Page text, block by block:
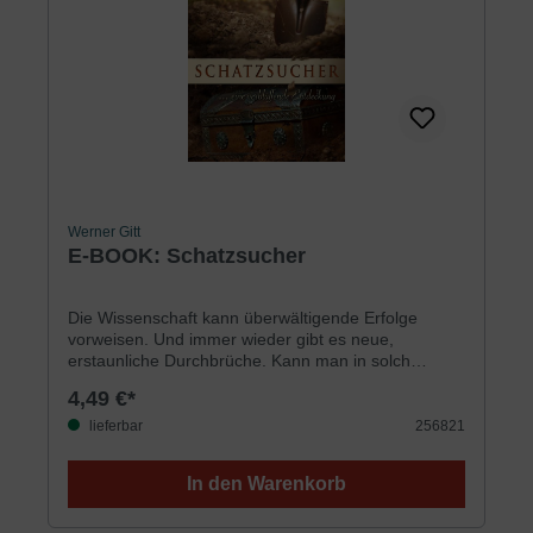
Werner Gitt
E-BOOK: Schatzsucher
Die Wissenschaft kann überwältigende Erfolge
vorweisen. Und immer wieder gibt es neue,
erstaunliche Durchbrüche. Kann man in solch
Den man nicht sieht und den kein physikalisches
Messgerät nachweisen kann?Der sowjetische
während seiner Amtszeit: »Die Sowjetmenschen
streben nicht nach einem himmlischen Paradies. Sie
wollen ein Paradies auf Erden haben. Wir wollten
4,49 €*
lieferbar 256821
In den Warenkorb